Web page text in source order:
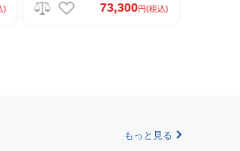
73,300 円(税込)
もっと見る